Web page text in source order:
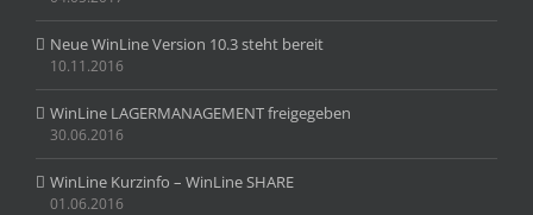
Neue WinLine Version 10.3 steht bereit
10.11.2016
WinLine LAGERMANAGEMENT freigegeben
30.06.2016
WinLine Kurzinfo – WinLine SHARE
01.06.2016